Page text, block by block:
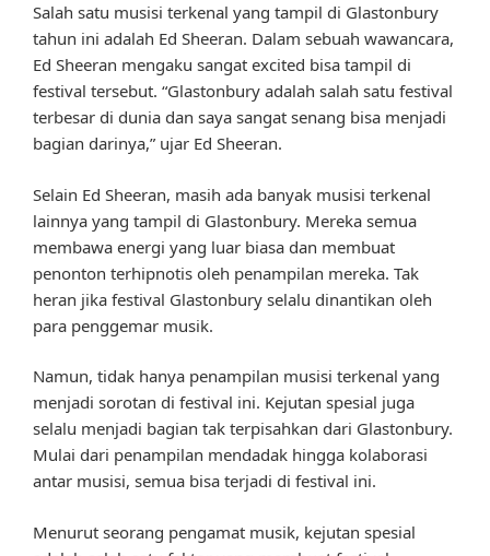
Salah satu musisi terkenal yang tampil di Glastonbury
tahun ini adalah Ed Sheeran. Dalam sebuah wawancara,
Ed Sheeran mengaku sangat excited bisa tampil di
festival tersebut. “Glastonbury adalah salah satu festival
terbesar di dunia dan saya sangat senang bisa menjadi
bagian darinya,” ujar Ed Sheeran.
Selain Ed Sheeran, masih ada banyak musisi terkenal
lainnya yang tampil di Glastonbury. Mereka semua
membawa energi yang luar biasa dan membuat
penonton terhipnotis oleh penampilan mereka. Tak
heran jika festival Glastonbury selalu dinantikan oleh
para penggemar musik.
Namun, tidak hanya penampilan musisi terkenal yang
menjadi sorotan di festival ini. Kejutan spesial juga
selalu menjadi bagian tak terpisahkan dari Glastonbury.
Mulai dari penampilan mendadak hingga kolaborasi
antar musisi, semua bisa terjadi di festival ini.
Menurut seorang pengamat musik, kejutan spesial